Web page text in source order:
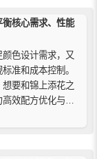
核心需求、性能
色设计需求，又
准和成本控制。
要和锦上添花之
效配方优化与科